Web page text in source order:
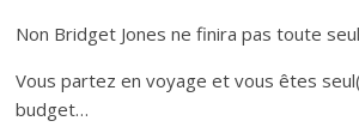
Non Bridget Jones ne finira pas toute
Vous partez en voyage et vous êtes
budget…